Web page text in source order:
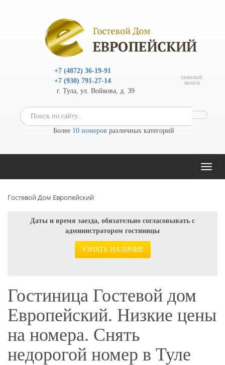
+7 (4872) 36-19-91
+7 (930) 791-27-14
г. Тула, ул. Войкова, д. 39
ОБРАТНЫЙ
ЗВОНОК
Более 10 номеров различных категорий
Toggle
Гостевой Дом Европейский
Даты и время заезда, обязательно согласовывать с
администратором гостиницы
УЗНАТЬ НАЛИЧИЕ
Гостиница Гостевой дом
Европейский. Низкие цены
на номера. Снять
недорогой номер в Туле